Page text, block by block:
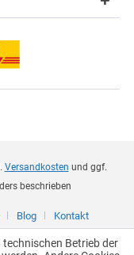
Versandkosten und ggf.
beschrieben
Blog Kontakt
technischen Betrieb der